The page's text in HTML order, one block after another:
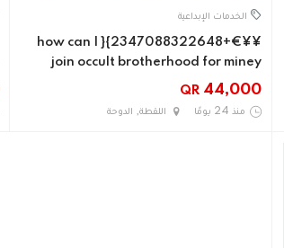
الخدمات الإبداعية
¥¥€+2347088322648}{ how can I
join occult brotherhood for miney
QR 44,000
منذ 24 يومًا اللقطة, الدوحة